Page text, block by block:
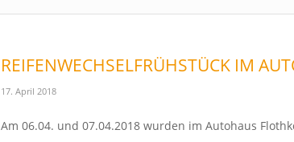
REIFENWECHSELFRÜHSTÜCK IM
17. April 2018
Am 06.04. und 07.04.2018 wurden im Autohaus